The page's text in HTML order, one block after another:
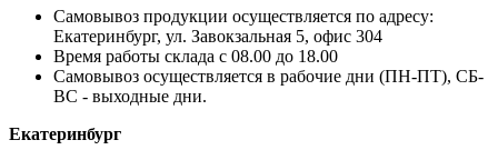
Самовывоз продукции осуществляется по адресу:
Екатеринбург, ул. Завокзальная 5, офис 304
Время работы склада с 08.00 до 18.00
Самовывоз осуществляется в рабочие дни (ПН-ПТ), СБ-
ВС - выходные дни.
Екатеринбург